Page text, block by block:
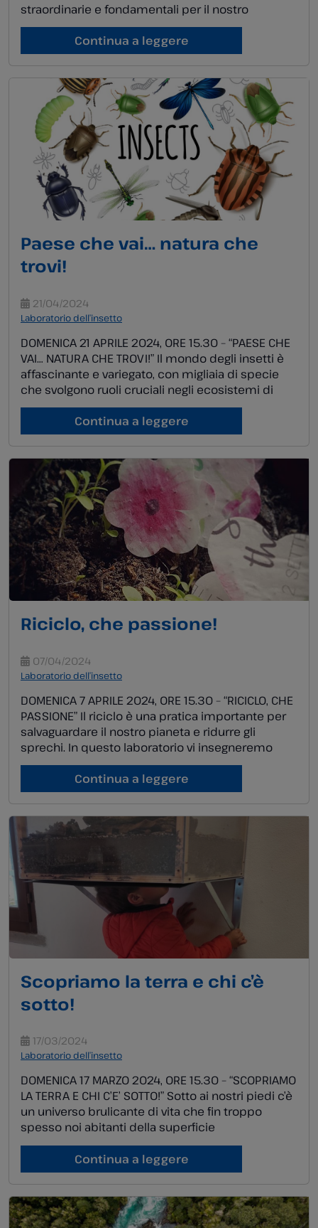
straordinarie e fondamentali per il nostro
ecosistema: durante una normale giornata,
queste instancabili lavoratrici volano da fiore a
fiore, raccogliendo polline e nettare che
ferma qui: […]
Continua a leggere
Paese che vai… natura che
trovi!
21/04/2024
Laboratorio dell’insetto
DOMENICA 21 APRILE 2024, ORE 15.30 – “PAESE CHE
VAI… NATURA CHE TROVI!” Il mondo degli insetti è
affascinante e variegato, con migliaia di specie
che svolgono ruoli cruciali negli ecosistemi di
tutto il pianeta. Questo laboratorio offre una
fantastica opportunità per i piccoli esploratori di
scoprire la straordinaria diversità degli insetti.
Continua a leggere
Riciclo, che passione!
07/04/2024
Laboratorio dell’insetto
DOMENICA 7 APRILE 2024, ORE 15.30 – “RICICLO, CHE
PASSIONE” Il riciclo è una pratica importante per
salvaguardare il nostro pianeta e ridurre gli
sprechi. In questo laboratorio vi insegneremo
come riciclare in modo creativo e divertente,
trasformando i materiali di scarto in oggetti utili e
originali. Attività consigliata dai 6 anni in su. […]
Continua a leggere
Scopriamo la terra e chi c’è
sotto!
17/03/2024
Laboratorio dell’insetto
DOMENICA 17 MARZO 2024, ORE 15.30 – “SCOPRIAMO
LA TERRA E CHI C’E’ SOTTO!” Sotto ai nostri piedi c’è
un universo brulicante di vita che fin troppo
spesso noi abitanti della superficie
sottovalutiamo… La nuda terra e gli strati che
formano il suolo ospitano una biodiversità
incredibile composta da animali, piante, funghi,
Continua a leggere